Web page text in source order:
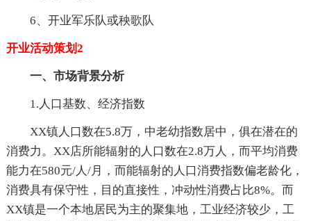
6、开业军乐队或秧歌队
开业活动策划2
一、市场背景分析
1.人口基数、经济指数
XX镇人口数在5.8万，中老幼指数居中，俱在潜在的
消费力。XX店所能辐射的人口数在2.8万人，而平均消费
能力在580元/人/月，而能辐射的人口消费指数偏老龄化，
消费具有保守性，目的直接性，冲动性消费占比8%。而
XX镇是一个本地居民为主的聚集地，工业经济较少，工